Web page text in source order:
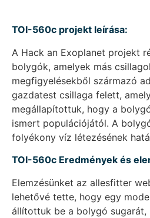
TOI-560c projekt leírása:
A Hack an Exoplanet projekt
bolygók, amelyek más
megfigyelésekből származó
gazdatest csillaga felett,
megállapítottuk, hogy a
ismert populációjától. A
folyékony víz létezésének
TOI-560c Eredmények és
Elemzésünket az allesfitter
lehetővé tette, hogy egy
állítottuk be a bolygó sugarát,